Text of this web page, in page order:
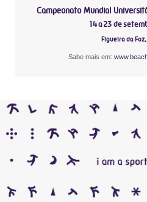
Campeonato Mundial
14 a 23 de
Figueira da
Sabe mais em: